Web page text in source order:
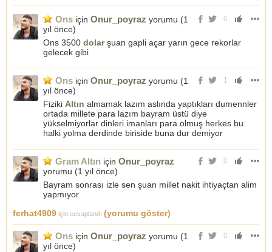
0
Ons için Onur_poyraz yorumu (1
yıl önce)
Ons 3500 dolarşuan gapli açar yarın gece rekorlar
gelecek gibi
1
Ons için Onur_poyraz yorumu (1
yıl önce)
Fiziki Altın almamak lazım aslında yaptıkları dumennler
ortada millete para lazım bayram üstü diye
yükselmiyorlar dinleri imanları para olmuş herkes bu
halki yolma derdinde biriside buna dur demiyor
0
Gram Altın için Onur_poyraz
yorumu (1 yıl önce)
Bayram sonrası izle sen şuan millet nakit ihtiyaçtan alim
yapmıyor
ferhat4909 için cevaplandı (yorumu göster)
0
Ons için Onur_poyraz yorumu (1
yıl önce)